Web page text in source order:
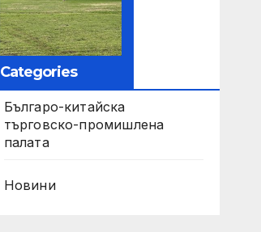
Categories
Българо-китайска
търговско-промишлена
палата
Новини